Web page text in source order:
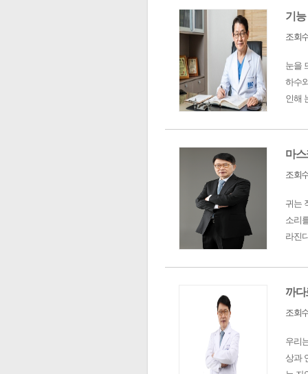
기
조회
눈을
하수
인해
마
조회
귀는
소리
라진
까다
조회
우리
상과